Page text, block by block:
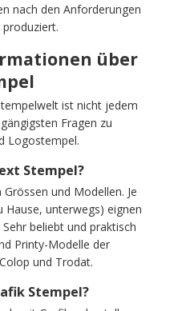
nach den Anforderungen
über
ist nicht jedem
Fragen zu
Logostempel.
Stempel?
und Modellen. Je
Hause, unterwegs) eignen
beliebt und praktisch
Printy-Modelle der
und Trodat.
Stempel?